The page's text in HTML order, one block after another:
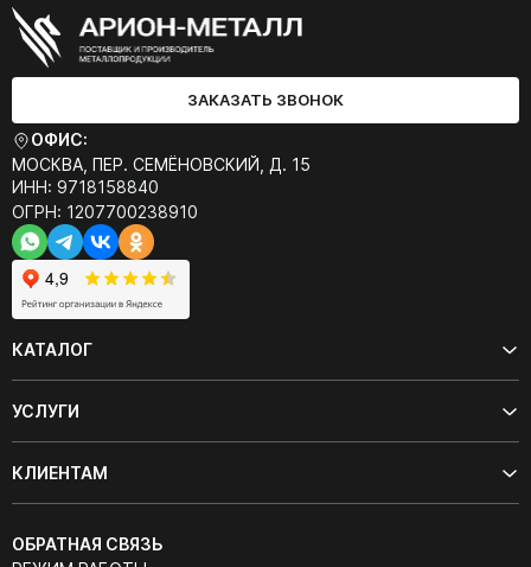
ЗАКАЗАТЬ ЗВОНОК
ОФИС:
МОСКВА, ПЕР. СЕМЁНОВСКИЙ, Д. 15
ИНН: 9718158840
ОГРН: 1207700238910
КАТАЛОГ
УСЛУГИ
КЛИЕНТАМ
ОБРАТНАЯ СВЯЗЬ